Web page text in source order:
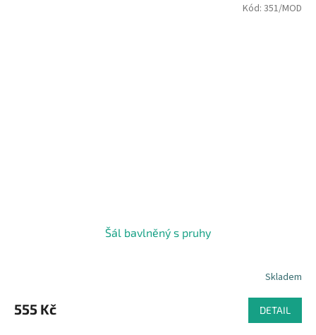
Šál bavlněný s pruhy
Skladem
555 Kč DETAIL
Kód: 351/MOD